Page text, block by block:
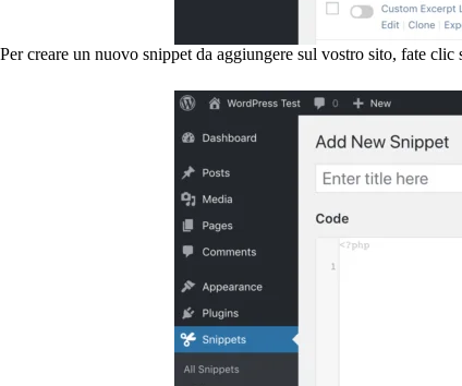
Per creare un nuovo snippet da aggiungere sul vostro sito, fate clic